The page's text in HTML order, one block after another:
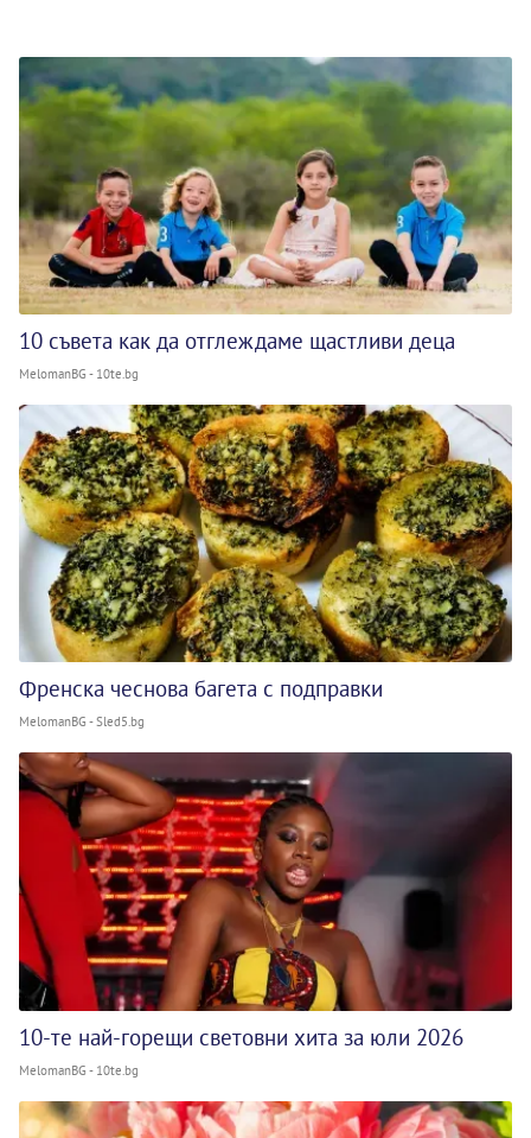
10 съвета как да отглеждаме щастливи деца
MelomanBG - 10te.bg
Френска чеснова багета с подправки
MelomanBG - Sled5.bg
10-те най-горещи световни хита за юли 2026
MelomanBG - 10te.bg